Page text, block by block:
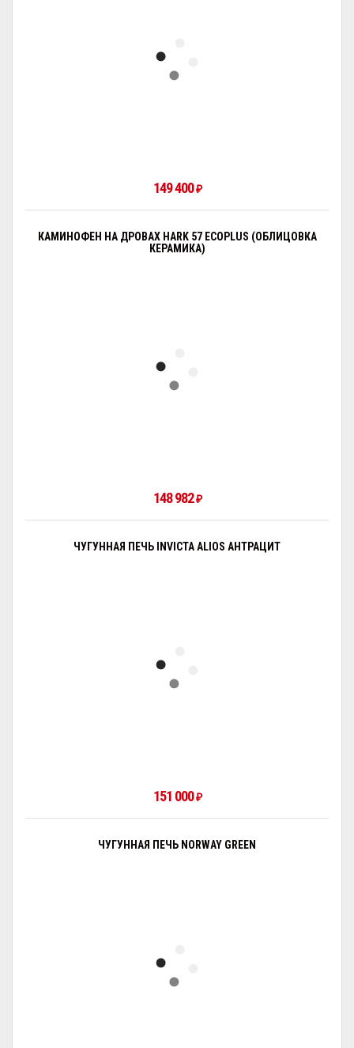
149 400₽
КАМИНОФЕН НА ДРОВАХ HARK 57 ECOPLUS (ОБЛИЦОВКА
КЕРАМИКА)
148 982₽
ЧУГУННАЯ ПЕЧЬ INVICTA ALIOS АНТРАЦИТ
151 000₽
ЧУГУННАЯ ПЕЧЬ NORWAY GREEN